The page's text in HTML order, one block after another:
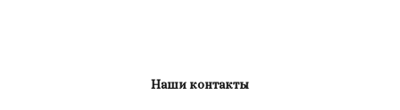
Наши контакты